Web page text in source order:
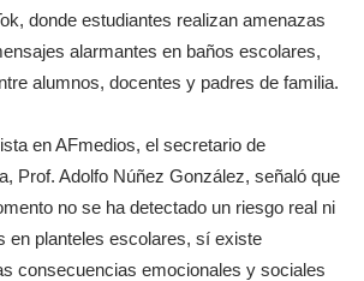
donde estudiantes realizan amenazas
alarmantes en baños escolares,
alumnos, docentes y padres de familia.
en AFmedios, el secretario de
Prof. Adolfo Núñez González, señaló que
no se ha detectado un riesgo real ni
en planteles escolares, sí existe
consecuencias emocionales y sociales